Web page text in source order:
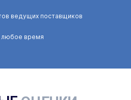
ведущих поставщиков
любое время